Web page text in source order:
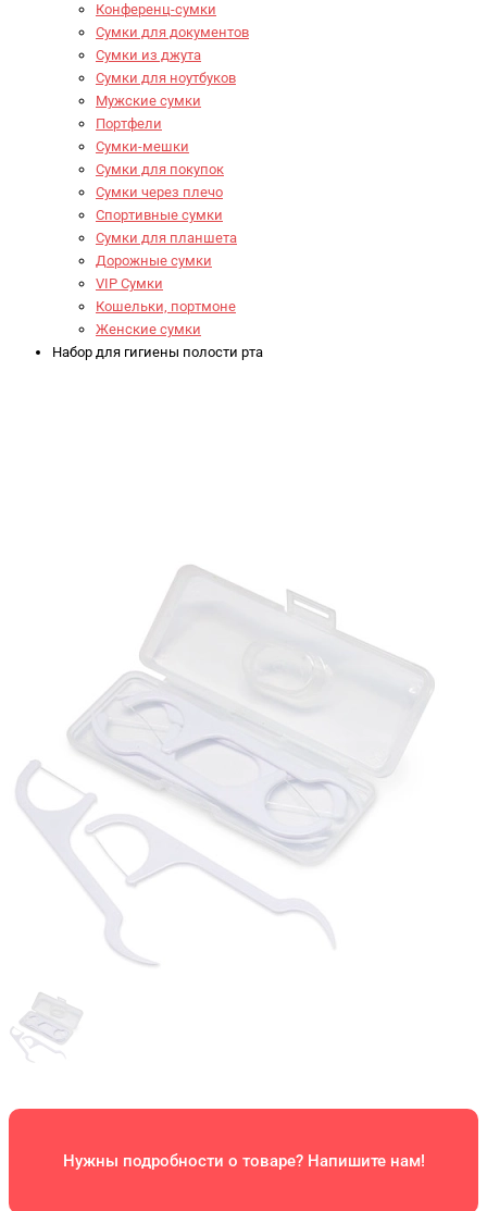
Конференц-сумки
Сумки для документов
Сумки из джута
Сумки для ноутбуков
Мужские сумки
Портфели
Сумки-мешки
Сумки для покупок
Сумки через плечо
Спортивные сумки
Сумки для планшета
Дорожные сумки
VIP Сумки
Кошельки, портмоне
Женские сумки
Набор для гигиены полости рта
Нужны подробности о товаре? Напишите нам!